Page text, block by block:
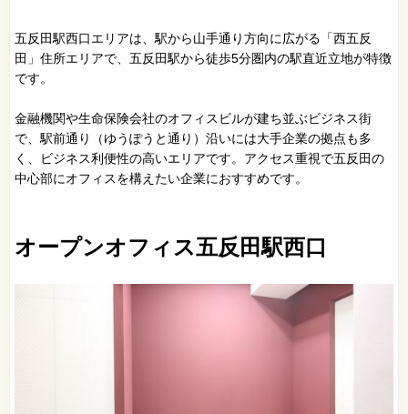
五反田駅西口エリアは、駅から山手通り方向に広がる「西五反
田」住所エリアで、五反田駅から徒歩5分圏内の駅直近立地が特徴
です。
金融機関や生命保険会社のオフィスビルが建ち並ぶビジネス街
で、駅前通り（ゆうぽうと通り）沿いには大手企業の拠点も多
く、ビジネス利便性の高いエリアです。アクセス重視で五反田の
中心部にオフィスを構えたい企業におすすめです。
オープンオフィス五反田駅西口